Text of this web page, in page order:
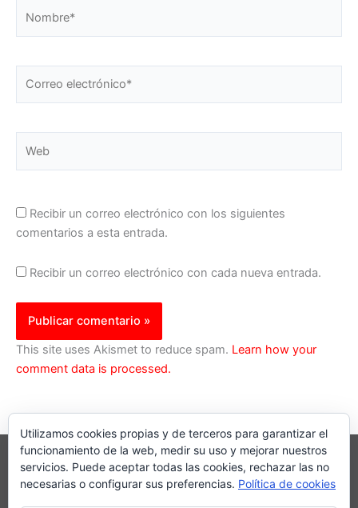
Recibir un correo electrónico con los siguientes
comentarios a esta entrada.
Recibir un correo electrónico con cada nueva entrada.
This site uses Akismet to reduce spam. Learn how your
comment data is processed.
Utilizamos cookies propias y de terceros para garantizar el
funcionamiento de la web, medir su uso y mejorar nuestros
servicios. Puede aceptar todas las cookies, rechazar las no
necesarias o configurar sus preferencias. Política de cookies